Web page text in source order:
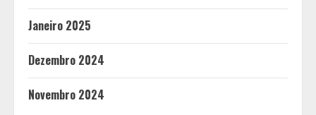
Janeiro 2025
Dezembro 2024
Novembro 2024